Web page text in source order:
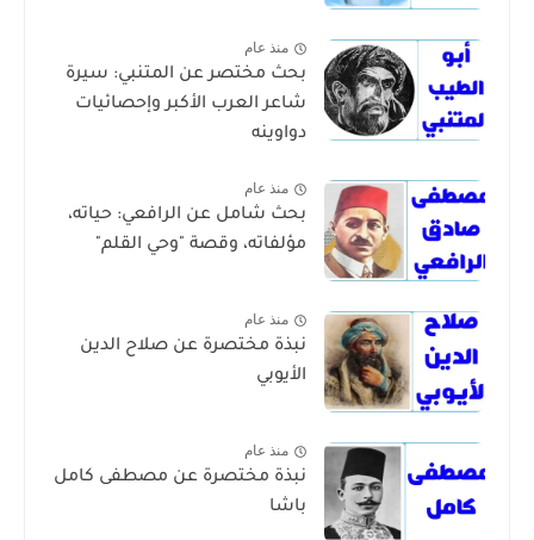
منذ عام
بحث مختصر عن المتنبي: سيرة
شاعر العرب الأكبر وإحصائيات
دواوينه
منذ عام
بحث شامل عن الرافعي: حياته،
مؤلفاته، وقصة "وحي القلم"
منذ عام
نبذة مختصرة عن صلاح الدين
الأيوبي
منذ عام
نبذة مختصرة عن مصطفى كامل
باشا